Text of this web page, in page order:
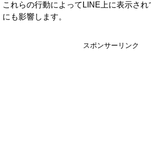
これらの行動によってLINE上に表示さ
にも影響します。
スポンサーリンク